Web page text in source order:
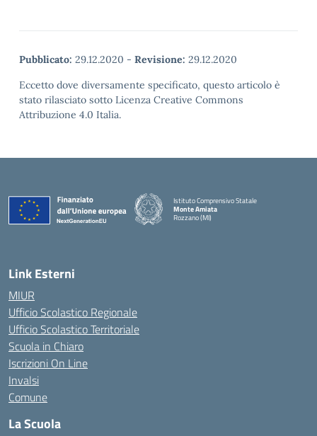
Pubblicato: 29.12.2020 - Revisione: 29.12.2020
Eccetto dove diversamente specificato, questo articolo è
stato rilasciato sotto Licenza Creative Commons
Attribuzione 4.0 Italia.
Istituto Comprensivo Statale
Monte Amiata
Rozzano (MI)
Link Esterni
MIUR
Ufficio Scolastico Regionale
Ufficio Scolastico Territoriale
Scuola in Chiaro
Iscrizioni On Line
Invalsi
Comune
La Scuola